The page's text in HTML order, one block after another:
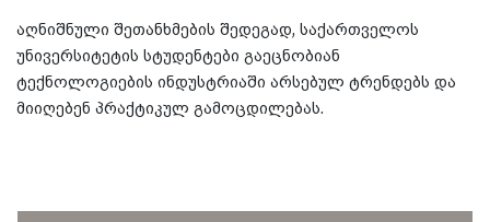
აღნიშნული შეთანხმების შედეგად, საქართველოს
უნივერსიტეტის სტუდენტები გაეცნობიან
ტექნოლოგიების ინდუსტრიაში არსებულ ტრენდებს და
მიიღებენ პრაქტიკულ გამოცდილებას.